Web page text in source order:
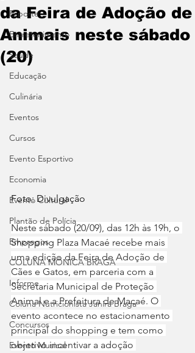
Esporte
Entretenimento
Saúde
Educação
Culinária
Eventos
Cursos
Evento Esportivo
Economia
Evento Cultural
Plantão de Polícia
Empregos
COLUNA MÔNICA BRAGA
Informe
Coluna Nutricionista Janira Braga
Concursos
Evento Musical
da Feira de Adoção de
Animais neste sábado
(20)
Foto: Divulgação
Neste sábado (20/09), das 12h às 19h, o
Shopping Plaza Macaé recebe mais
uma edição da Feira de Adoção de
Cães e Gatos, em parceria com a
Secretaria Municipal de Proteção
Animal e a Prefeitura de Macaé. O
evento acontece no estacionamento
principal do shopping e tem como
objetivo incentivar a adoção